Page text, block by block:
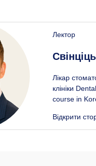
Лектор
Лікар
клініки
course in
Відкрити